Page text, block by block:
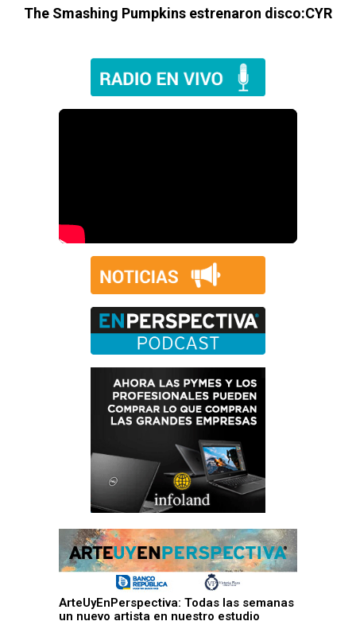
The Smashing Pumpkins estrenaron disco:CYR
ArteUyEnPerspectiva: Todas las semanas
un nuevo artista en nuestro estudio